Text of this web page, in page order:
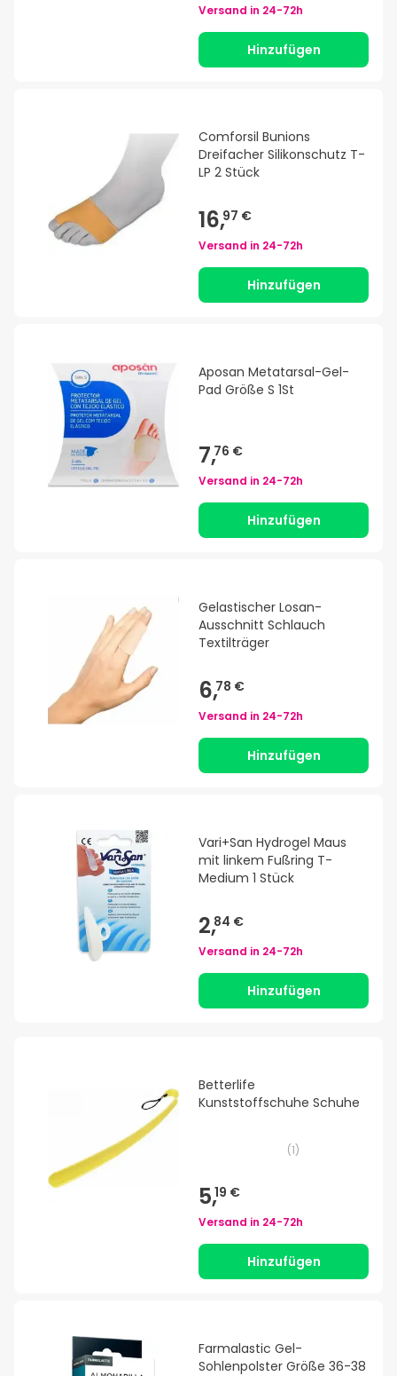
Versand in 24-72h
Hinzufügen
Comforsil Bunions
Dreifacher Silikonschutz T-
LP 2 Stück
16,97 €
Versand in 24-72h
Hinzufügen
Aposan Metatarsal-Gel-
Pad Größe S 1St
7,76 €
Versand in 24-72h
Hinzufügen
Gelastischer Losan-
Ausschnitt Schlauch
Textilträger
6,78 €
Versand in 24-72h
Hinzufügen
Vari+San Hydrogel Maus
mit linkem Fußring T-
Medium 1 Stück
2,84 €
Versand in 24-72h
Hinzufügen
Betterlife
Kunststoffschuhe Schuhe
(1)
5,19 €
Versand in 24-72h
Hinzufügen
Farmalastic Gel-
Sohlenpolster Größe 36-38